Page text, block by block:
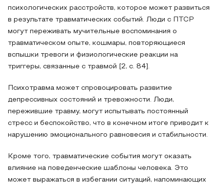
психологических расстройств, которое может развиться
в результате травматических событий. Люди с ПТСР
могут переживать мучительные воспоминания о
травматическом опыте, кошмары, повторяющиеся
вспышки тревоги и физиологические реакции на
триггеры, связанные с травмой [2, c. 84].
Психотравма может спровоцировать развитие
депрессивных состояний и тревожности. Люди,
пережившие травму, могут испытывать постоянный
стресс и беспокойство, что в конечном итоге приводит к
нарушению эмоционального равновесия и стабильности.
Кроме того, травматические события могут оказать
влияние на поведенческие шаблоны человека. Это
может выражаться в избегании ситуаций, напоминающих